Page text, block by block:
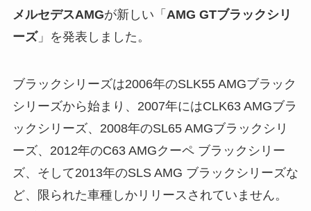
メルセデスAMGが新しい「 AMG GTブラックシリ
ーズ」を発表しました。
ブラックシリーズは2006年のSLK55 AMGブラック
シリーズから始まり、2007年にはCLK63 AMGブラ
ックシリーズ、2008年のSL65 AMGブラックシリ
ーズ、2012年のC63 AMGクーペ ブラックシリー
ズ、そして2013年のSLS AMG ブラックシリーズな
ど、限られた車種しかリリースされていません。